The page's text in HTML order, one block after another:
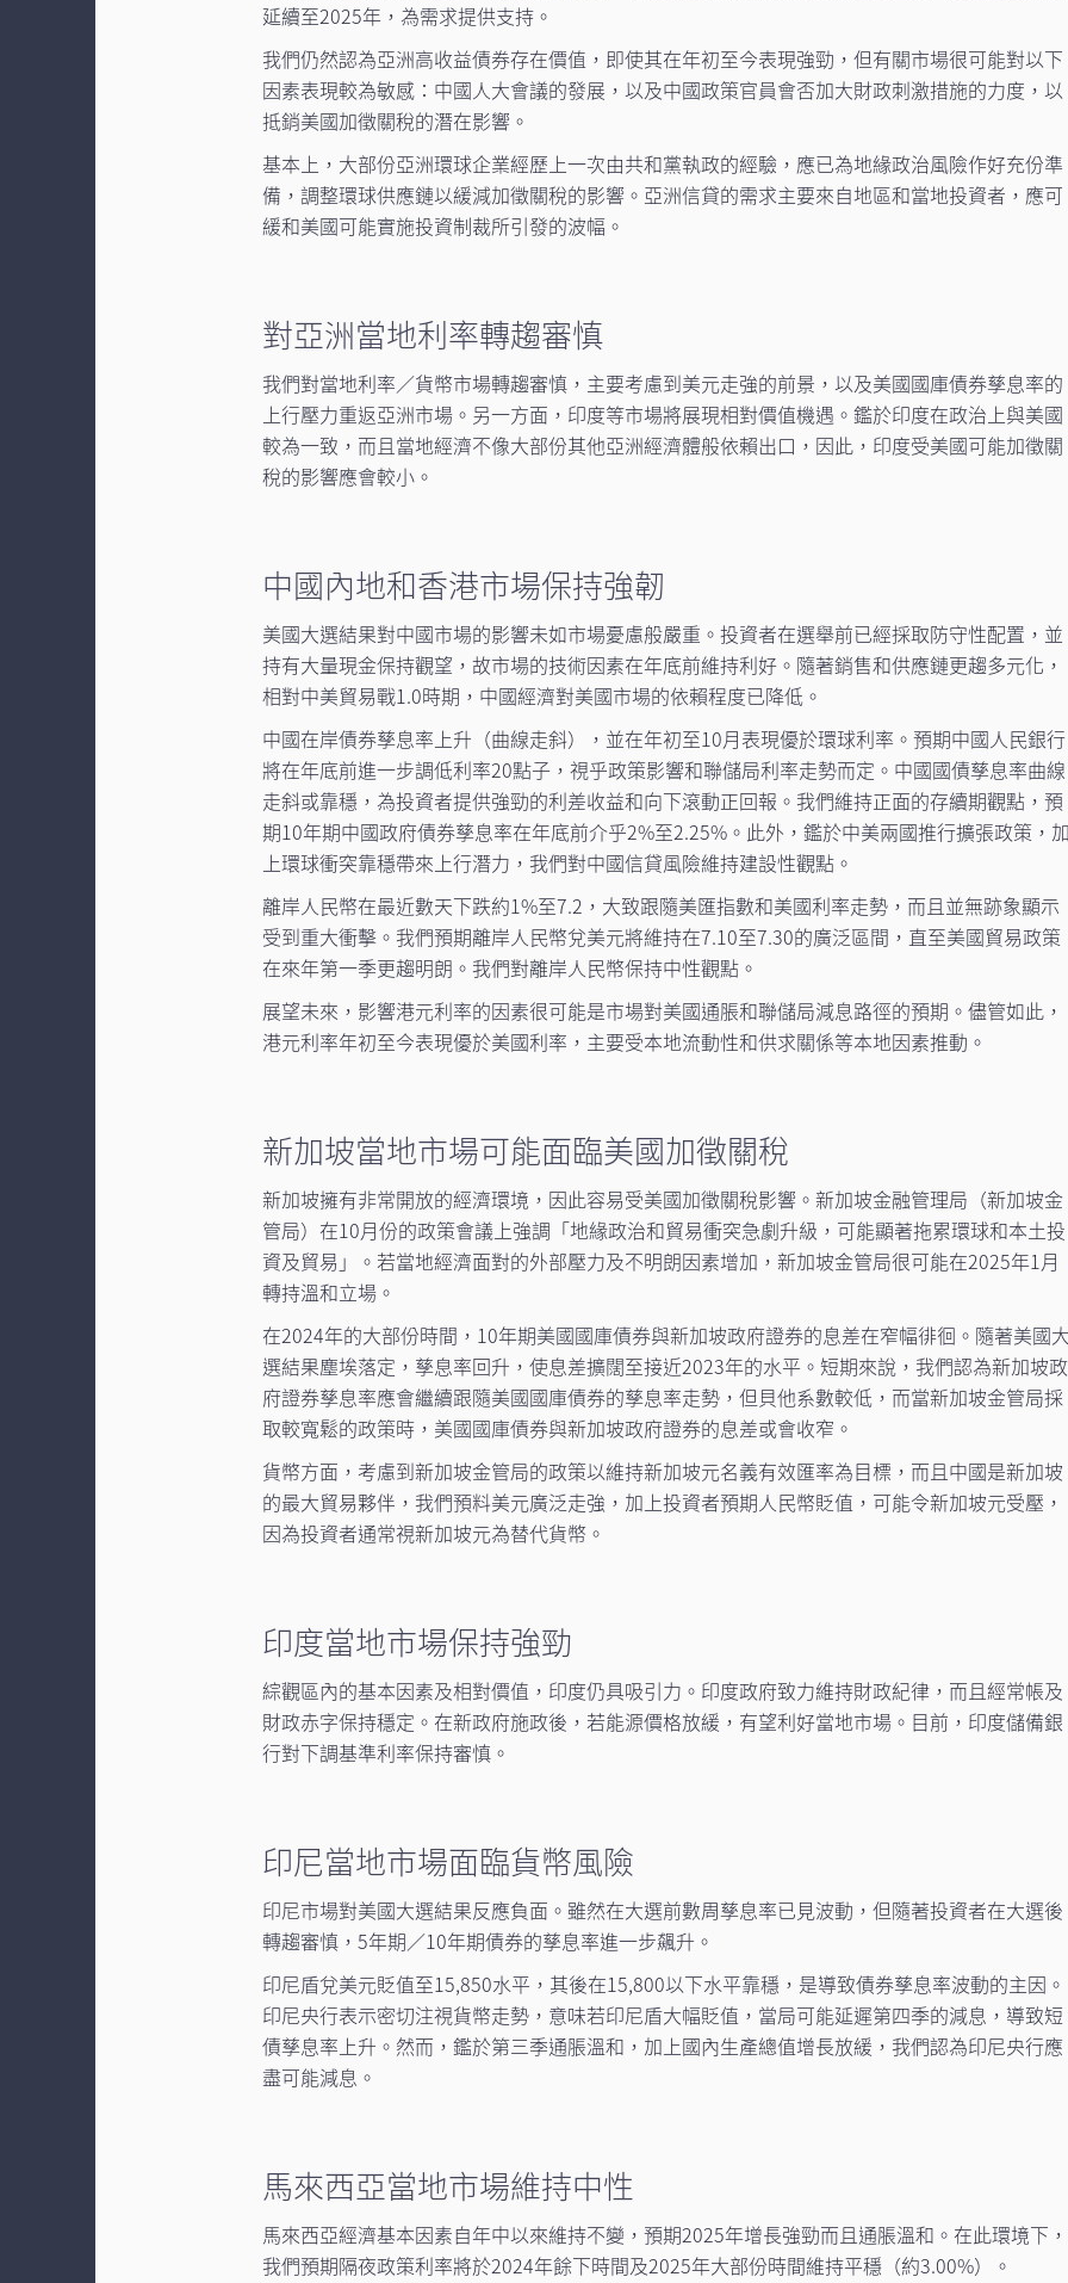
延續至2025年，為需求提供支持。
我們仍然認為亞洲高收益債券存在價值，即使其在年初至今表現強勁，但有關市場很可能對以下
因素表現較為敏感：中國人大會議的發展，以及中國政策官員會否加大財政刺激措施的力度，以
抵銷美國加徵關稅的潛在影響。
基本上，大部份亞洲環球企業經歷上一次由共和黨執政的經驗，應已為地緣政治風險作好充份準
備，調整環球供應鏈以緩減加徵關稅的影響。亞洲信貸的需求主要來自地區和當地投資者，應可
緩和美國可能實施投資制裁所引發的波幅。
對亞洲當地利率轉趨審慎
我們對當地利率／貨幣市場轉趨審慎，主要考慮到美元走強的前景，以及美國國庫債券孳息率的
上行壓力重返亞洲市場。另一方面，印度等市場將展現相對價值機遇。鑑於印度在政治上與美國
較為一致，而且當地經濟不像大部份其他亞洲經濟體般依賴出口，因此，印度受美國可能加徵關
稅的影響應會較小。
中國內地和香港市場保持強韌
美國大選結果對中國市場的影響未如市場憂慮般嚴重。投資者在選舉前已經採取防守性配置，並
持有大量現金保持觀望，故市場的技術因素在年底前維持利好。隨著銷售和供應鏈更趨多元化，
相對中美貿易戰1.0時期，中國經濟對美國市場的依賴程度已降低。
中國在岸債券孳息率上升（曲線走斜），並在年初至10月表現優於環球利率。預期中國人民銀行
將在年底前進一步調低利率20點子，視乎政策影響和聯儲局利率走勢而定。中國國債孳息率曲線
走斜或靠穩，為投資者提供強勁的利差收益和向下滾動正回報。我們維持正面的存續期觀點，預
期10年期中國政府債券孳息率在年底前介乎2%至2.25%。此外，鑑於中美兩國推行擴張政策，
上環球衝突靠穩帶來上行潛力，我們對中國信貸風險維持建設性觀點。
離岸人民幣在最近數天下跌約1%至7.2，大致跟隨美匯指數和美國利率走勢，而且並無跡象顯示
受到重大衝擊。我們預期離岸人民幣兌美元將維持在7.10至7.30的廣泛區間，直至美國貿易政策
在來年第一季更趨明朗。我們對離岸人民幣保持中性觀點。
展望未來，影響港元利率的因素很可能是市場對美國通脹和聯儲局減息路徑的預期。儘管如此，
港元利率年初至今表現優於美國利率，主要受本地流動性和供求關係等本地因素推動。
新加坡當地市場可能面臨美國加徵關稅
新加坡擁有非常開放的經濟環境，因此容易受美國加徵關稅影響。新加坡金融管理局（新加坡金
管局）在10月份的政策會議上強調「地緣政治和貿易衝突急劇升級，可能顯著拖累環球和本土投
資及貿易」。若當地經濟面對的外部壓力及不明朗因素增加，新加坡金管局很可能在2025年1月
轉持溫和立場。
在2024年的大部份時間，10年期美國國庫債券與新加坡政府證券的息差在窄幅徘徊。隨著美國
選結果塵埃落定，孳息率回升，使息差擴闊至接近2023年的水平。短期來說，我們認為新加坡政
府證券孳息率應會繼續跟隨美國國庫債券的孳息率走勢，但貝他系數較低，而當新加坡金管局採
取較寬鬆的政策時，美國國庫債券與新加坡政府證券的息差或會收窄。
貨幣方面，考慮到新加坡金管局的政策以維持新加坡元名義有效匯率為目標，而且中國是新加坡
的最大貿易夥伴，我們預料美元廣泛走強，加上投資者預期人民幣貶值，可能令新加坡元受壓，
因為投資者通常視新加坡元為替代貨幣。
印度當地市場保持強勁
綜觀區內的基本因素及相對價值，印度仍具吸引力。印度政府致力維持財政紀律，而且經常帳及
財政赤字保持穩定。在新政府施政後，若能源價格放緩，有望利好當地市場。目前，印度儲備銀
行對下調基準利率保持審慎。
印尼當地市場面臨貨幣風險
印尼市場對美國大選結果反應負面。雖然在大選前數周孳息率已見波動，但隨著投資者在大選後
轉趨審慎，5年期／10年期債券的孳息率進一步飆升。
印尼盾兌美元貶值至15,850水平，其後在15,800以下水平靠穩，是導致債券孳息率波動的主因。
印尼央行表示密切注視貨幣走勢，意味若印尼盾大幅貶值，當局可能延遲第四季的減息，導致短
債孳息率上升。然而，鑑於第三季通脹溫和，加上國內生產總值增長放緩，我們認為印尼央行應
盡可能減息。
馬來西亞當地市場維持中性
馬來西亞經濟基本因素自年中以來維持不變，預期2025年增長強勁而且通脹溫和。在此環境下，
我們預期隔夜政策利率將於2024年餘下時間及2025年大部份時間維持平穩（約3.00%）。